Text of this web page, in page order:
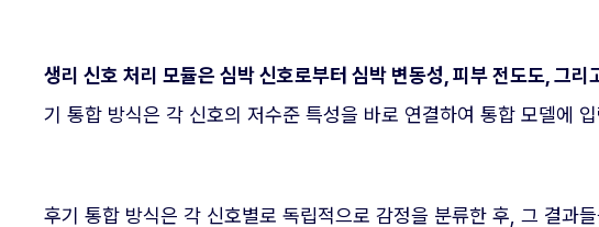
생리 신호 처리 모듈은 심박 신호로부터 심박 변동성, 피부 전도도, 그
기 통합 방식은 각 신호의 저수준 특성을 바로 연결하여 통합 모델에
후기 통합 방식은 각 신호별로 독립적으로 감정을 분류한 후, 그 결과